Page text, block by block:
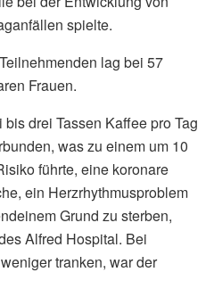
spielte.
lag bei 57
Frauen.
drei Tassen Kaffee pro Tag
was zu einem um 10
führte, eine koronare
ein Herzrhythmusproblem
Grund zu sterben,
Alfred Hospital. Bei
tranken, war der